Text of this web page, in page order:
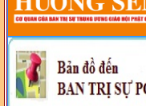
PHÁP LUẬT VIỆT NAM
HIẾN CHƯƠNG GIÁO
PGHH NHIỆM KỲ VI
2029) CHO TRỊ SỰ VIÊN
TRUNG ƯƠNG, BAN
DIỆN TỈNH VÀ GIÁO LÝ
VIÊN - CHUYÊN ĐỀ: